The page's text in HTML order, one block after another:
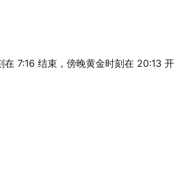
7:16 结束，傍晚黄金时刻在 20:13 开